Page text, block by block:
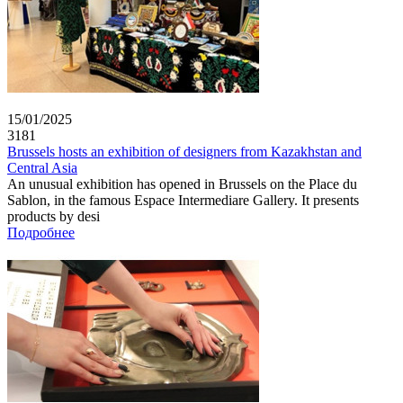
15/01/2025
3181
Brussels hosts an exhibition of designers from Kazakhstan and
Central Asia
An unusual exhibition has opened in Brussels on the Place du
Sablon, in the famous Espace Intermediare Gallery. It presents
products by desi
Подробнее